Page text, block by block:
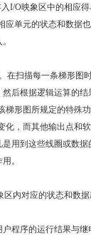
I/O映象区中的相应
单元的状态和数据
扫描每一条梯形图
后根据逻辑运算的
形图所规定的特殊功
，而其他输出点和
用到这些线圈或数
。
内对应的状态和数
程序的运行结果与